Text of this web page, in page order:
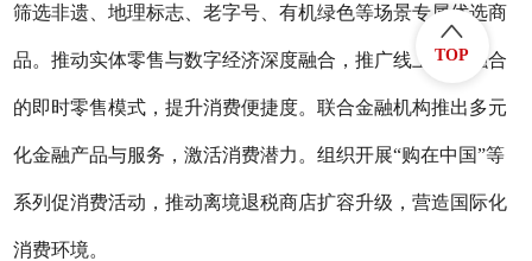
筛选非遗、地理标志、老字号、有机绿色等场景专属优选商
品。推动实体零售与数字经济深度融合，推广线上线下融合
的即时零售模式，提升消费便捷度。联合金融机构推出多元
化金融产品与服务，激活消费潜力。组织开展“购在中国”等
系列促消费活动，推动离境退税商店扩容升级，营造国际化
消费环境。
TOP